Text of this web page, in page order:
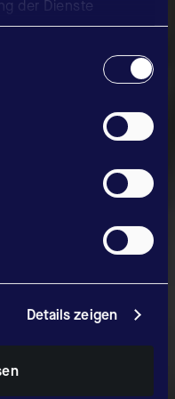
der Dienste
Details zeigen